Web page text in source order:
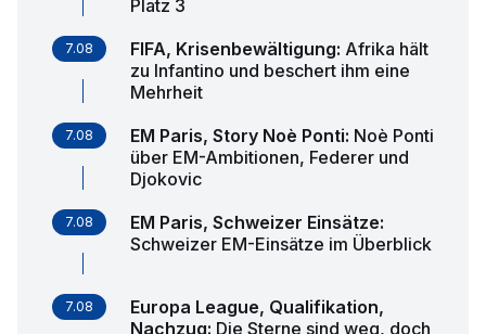
Platz 3
7.08 FIFA, Krisenbewältigung: Afrika hält
zu Infantino und beschert ihm eine
Mehrheit
7.08 EM Paris, Story Noè Ponti: Noè Ponti
über EM-Ambitionen, Federer und
Djokovic
7.08 EM Paris, Schweizer Einsätze:
Schweizer EM-Einsätze im Überblick
7.08
Europa League, Qualifikation,
Nachzug: Die Sterne sind weg, doch